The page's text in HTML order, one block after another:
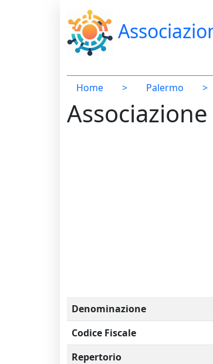
Home > Palermo >
Associazione
Denominazione
Codice Fiscale
Repertorio